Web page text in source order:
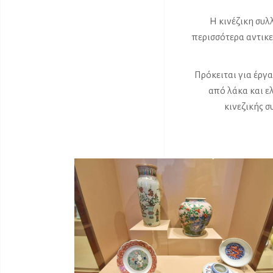
Η κινέζικη
περισσότερα
Πρόκειται για
από λάκα και
κινεζικής